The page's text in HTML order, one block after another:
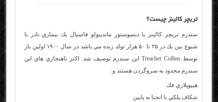
تریچر کالینز چیست؟
سندرم تریچر کالینز يا ديسوستوز مانديبولو فاسيال يك بيماري نادر با
شيوع بين يك در ۲۵ تا ۵۰ هزار تولد زنده مي باشد در سال ۱۹۰۰ اولين بار
توسط Treacher Collins اين سندرم توصيف شد. اكثر ناهنجاري هاي اين
سندرم محدود به سروگردن هستند و:
هيپوپلازي فك
شكاف پلكي با انحنا به پايين